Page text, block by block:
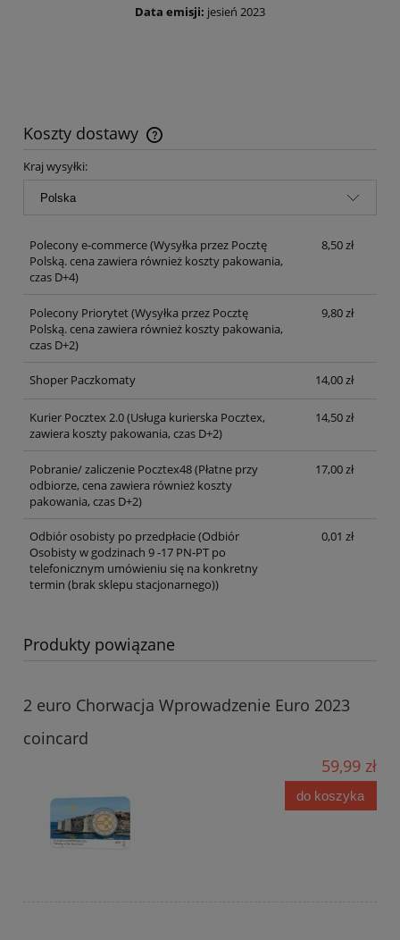
Data emisji: jesień 2023
Koszty dostawy
Cena nie zawiera ewentualnych kosztów płatności
Kraj wysyłki:
Polecony e-commerce(Wysyłka przez Pocztę
Polską. cena zawiera również koszty pakowania,
czas D+4)
8,50 zł
Polecony Priorytet(Wysyłka przez Pocztę
Polską. cena zawiera również koszty pakowania,
czas D+2)
9,80 zł
Shoper Paczkomaty 14,00 zł
Kurier Pocztex 2.0(Usługa kurierska Pocztex,
zawiera koszty pakowania, czas D+2)
14,50 zł
Pobranie/ zaliczenie Pocztex48(Płatne przy
odbiorze, cena zawiera również koszty
pakowania, czas D+2)
17,00 zł
Odbiór osobisty po przedpłacie(Odbiór
Osobisty w godzinach 9 -17 PN-PT po
telefonicznym umówieniu się na konkretny
termin (brak sklepu stacjonarnego))
0,01 zł
Produkty powiązane
2 euro Chorwacja Wprowadzenie Euro 2023
coincard
59,99 zł
do koszyka